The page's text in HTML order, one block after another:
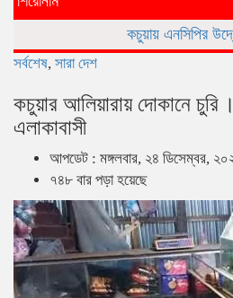
কচুয়ায় এনসিপির উদ্যোগে জুলাই
সর্বশেষ, সারা দেশ
কচুয়ার আলিয়ারায় দোকানে
এলাকাবাসী
আপডেট : মঙ্গলবার, ২৪ ডিসেম্বর,
৭৪৮ বার পড়া হয়েছে